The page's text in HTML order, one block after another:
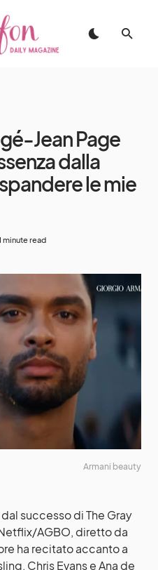
Jean Page
dalla
le mie
minute read
Armani beauty
successo di The Gray
AGBO, diretto da
ha recitato accanto a
Chris Evans e Ana de